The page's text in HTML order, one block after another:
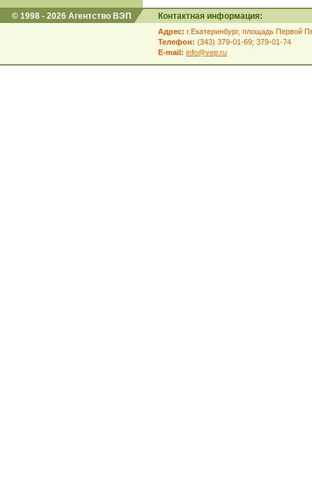
© 1998 - 2026 Агентство ВЭП Контактная информация:
Адрес: г.Екатеринбург, площадь Первой
Телефон: (343) 379-01-69; 379-01-74
E-mail: info@vep.ru